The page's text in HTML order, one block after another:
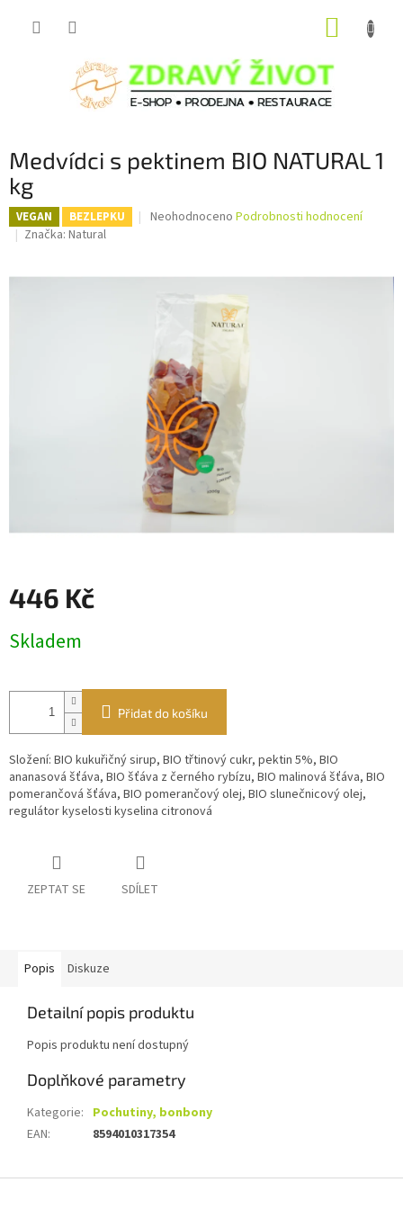
Medvídci s pektinem BIO NATURAL 1
kg
VEGAN BEZLEPKU
Průměrné
hvězdiček.
Neohodnoceno Podrobnosti hodnocení
Značka: Natural
446 Kč
cena:
Skladem
Přidat do košíku
Složení: BIO kukuřičný sirup, BIO třtinový cukr, pektin 5%, BIO
ananasová šťáva, BIO šťáva z černého rybízu, BIO malinová šťáva, BIO
pomerančová šťáva, BIO pomerančový olej, BIO slunečnicový olej,
regulátor kyselosti kyselina citronová
ZEPTAT SE SDÍLET
Popis Diskuze
Detailní popis produktu
Popis produktu není dostupný
Doplňkové parametry
Kategorie: Pochutiny, bonbony
EAN: 8594010317354